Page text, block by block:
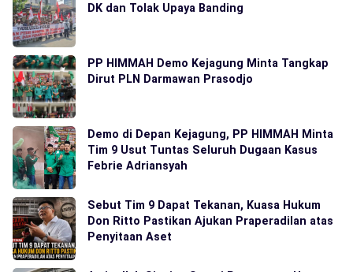
DK dan Tolak Upaya Banding
PP HIMMAH Demo Kejagung Minta Tangkap
Dirut PLN Darmawan Prasodjo
Demo di Depan Kejagung, PP HIMMAH Minta
Tim 9 Usut Tuntas Seluruh Dugaan Kasus
Febrie Adriansyah
Sebut Tim 9 Dapat Tekanan, Kuasa Hukum
Don Ritto Pastikan Ajukan Praperadilan atas
Penyitaan Aset